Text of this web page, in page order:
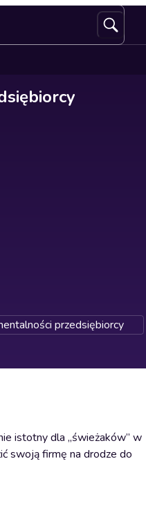
przedsiębiorcy
istotny dla „świeżaków” w
swoją firmę na drodze do